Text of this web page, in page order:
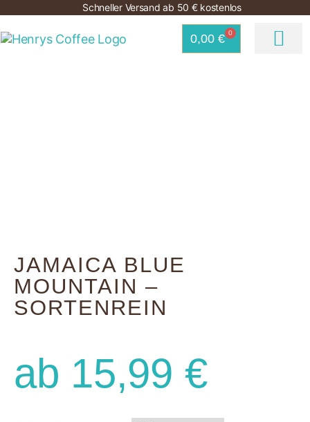
Schneller Versand ab 50 € kostenlos
0,00 € 0
JAMAICA BLUE
MOUNTAIN –
SORTENREIN
ab 15,99 €